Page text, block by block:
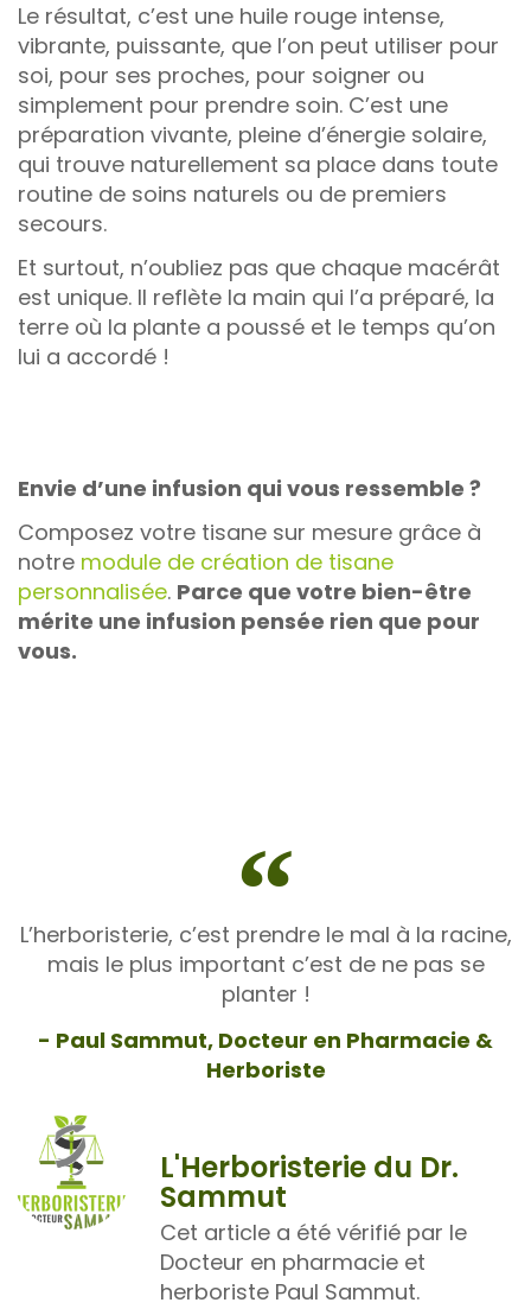
Le résultat, c’est une huile rouge intense,
vibrante, puissante, que l’on peut utiliser pour
soi, pour ses proches, pour soigner ou
simplement pour prendre soin. C’est une
préparation vivante, pleine d’énergie solaire,
qui trouve naturellement sa place dans toute
routine de soins naturels ou de premiers
secours.
Et surtout, n’oubliez pas que chaque macérât
est unique. Il reflète la main qui l’a préparé, la
terre où la plante a poussé et le temps qu’on
lui a accordé !
Envie d’une infusion qui vous ressemble ?
Composez votre tisane sur mesure grâce à
notre module de création de tisane
personnalisée. Parce que votre bien-être
mérite une infusion pensée rien que pour
vous.
L’herboristerie, c’est prendre le mal à la racine,
mais le plus important c’est de ne pas se
planter !
- Paul Sammut, Docteur en Pharmacie &
Herboriste
L'Herboristerie du Dr.
Sammut
Cet article a été vérifié par le
Docteur en pharmacie et
herboriste Paul Sammut.